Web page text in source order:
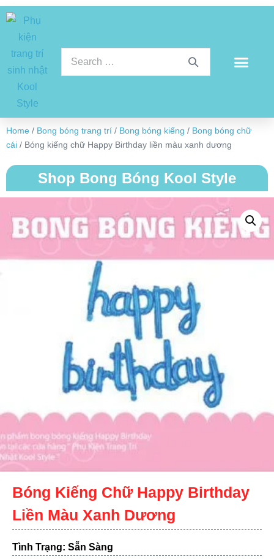
Home / Bong bóng trang trí / Bong bóng kiếng / Bong bóng chữ
cái / Bóng kiếng chữ Happy Birthday liền màu xanh dương
Shop Bong Bóng Kool Style
Bóng Kiếng Chữ Happy Birthday
Liền Màu Xanh Dương
Tình Trạng: Sẵn Sàng